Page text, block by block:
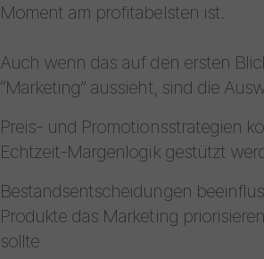
Moment am profitabelsten ist.
Auch wenn das auf den ersten
“Marketing” aussieht, sind die
Preis- und Promotionsstrategien
Echtzeit-Margenlogik gestützt
Bestandsentscheidungen
Produkte das Marketing
sollte